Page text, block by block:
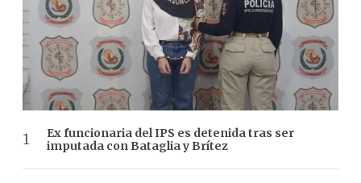
Ex funcionaria del IPS es detenida tras ser
imputada con Bataglia y Brítez